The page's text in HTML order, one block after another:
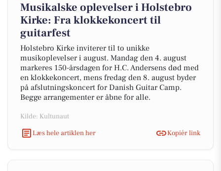
Musikalske oplevelser i Holstebro
Kirke: Fra klokkekoncert til
guitarfest
Holstebro Kirke inviterer til to unikke
musikoplevelser i august. Mandag den 4. august
markeres 150-årsdagen for H.C. Andersens død med
en klokkekoncert, mens fredag den 8. august byder
på afslutningskoncert for Danish Guitar Camp.
Begge arrangementer er åbne for alle.
Kilde: Kultunaut
Læs hele artiklen her
Kopiér link